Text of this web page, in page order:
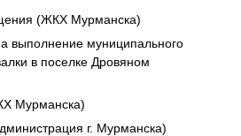
(ЖКХ Мурманска)
выполнение муниципального
в поселке Дровяном
Мурманска)
г. Мурманска)